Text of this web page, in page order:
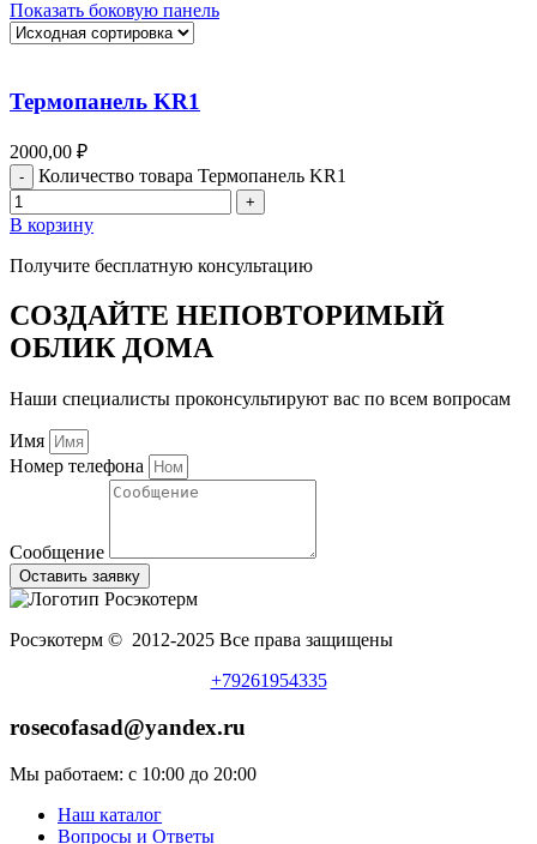
Показать боковую панель
Термопанель KR1
2000,00 ₽
Количество товара Термопанель KR1
В корзину
Получите бесплатную консультацию
СОЗДАЙТЕ НЕПОВТОРИМЫЙ
ОБЛИК ДОМА
Наши специалисты проконсультируют вас по всем вопросам
Имя
Номер телефона
Сообщение
Оставить заявку
Росэкотерм © 2012-2025 Все права защищены
+79261954335
rosecofasad@yandex.ru
Мы работаем: с 10:00 до 20:00
Наш каталог
Вопросы и Ответы